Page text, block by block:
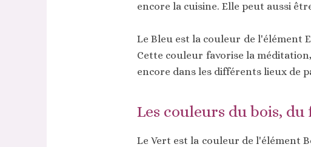
encore la cuisine. Elle peut aussi
Le Bleu est la couleur de l'élément
Cette couleur favorise la
encore dans les différents lieux de
Les couleurs du bois,
Le Vert est la couleur de l'élément